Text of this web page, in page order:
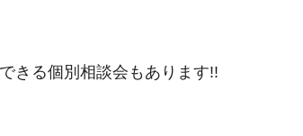
きる個別相談会もあります!!